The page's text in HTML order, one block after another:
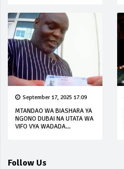
September 17, 2025 17:09
MTANDAO WA BIASHARA YA
NGONO DUBAI NA UTATA WA
VIFO VYA WADADA
Follow Us